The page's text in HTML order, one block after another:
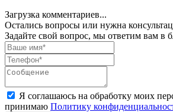
Загрузка комментариев...
Остались вопросы или нужна
Задайте свой вопрос, мы ответим вам в
Я соглашаюсь на обработку моих
принимаю Политику